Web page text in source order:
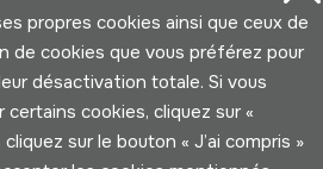
Politique de Privacité
Cookies politique
par Lotura
propres cookies ainsi que ceux de
de cookies que vous préférez pour
désactivation totale. Si vous
cookies, cliquez sur «
sur le bouton « J’ai compris »